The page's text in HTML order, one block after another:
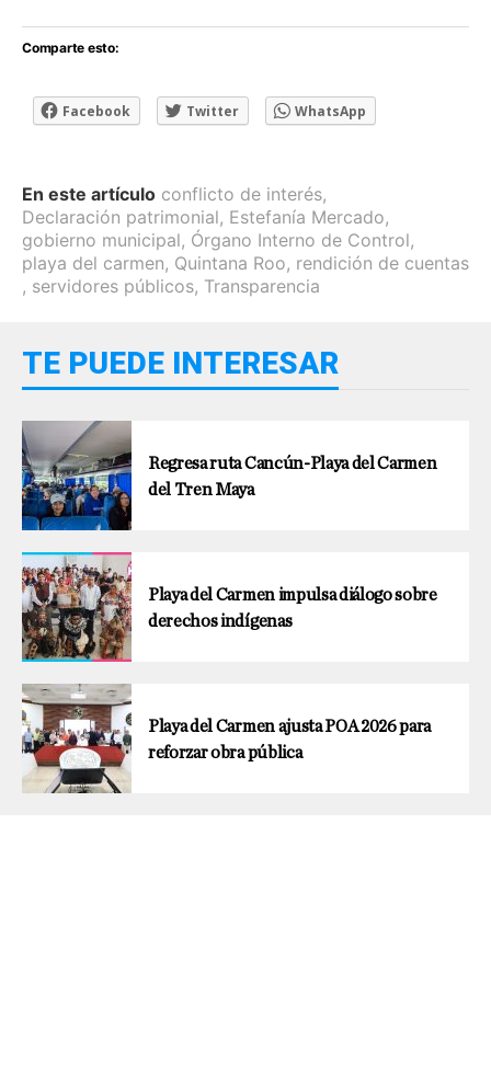
Comparte esto:
Facebook Twitter WhatsApp
En este artículo conflicto de interés,
Declaración patrimonial, Estefanía Mercado,
gobierno municipal, Órgano Interno de Control,
playa del carmen, Quintana Roo, rendición de cuentas
, servidores públicos, Transparencia
TE PUEDE INTERESAR
Regresa ruta Cancún-Playa del Carmen
del Tren Maya
Playa del Carmen impulsa diálogo sobre
derechos indígenas
Playa del Carmen ajusta POA 2026 para
reforzar obra pública